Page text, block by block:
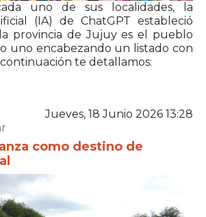
uno de sus localidades, la
(IA) de ChatGPT estableció
provincia de Jujuy es el pueblo
uno encabezando un listado con
te detallamos:
Jueves, 18 Junio 2026 13:28
como destino de